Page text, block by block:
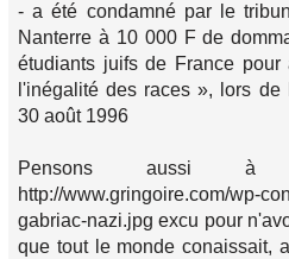
- a été condamné par le
Nanterre à 10 000 F de
étudiants juifs de France
l'inégalité des races », lors
30 août 1996
Pensons aussi à
http://www.gringoire.com/wp-
gabriac-nazi.jpg excu pour
que tout le monde conaissait,